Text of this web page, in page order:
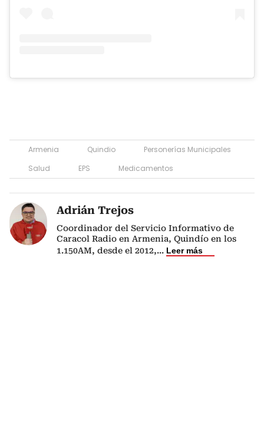
Armenia Quindio
Personerías Municipales
Salud
EPS Medicamentos
Adrián Trejos
Coordinador del Servicio Informativo de
Caracol Radio en Armenia, Quindío en los
1.150AM, desde el 2012,... Leer más